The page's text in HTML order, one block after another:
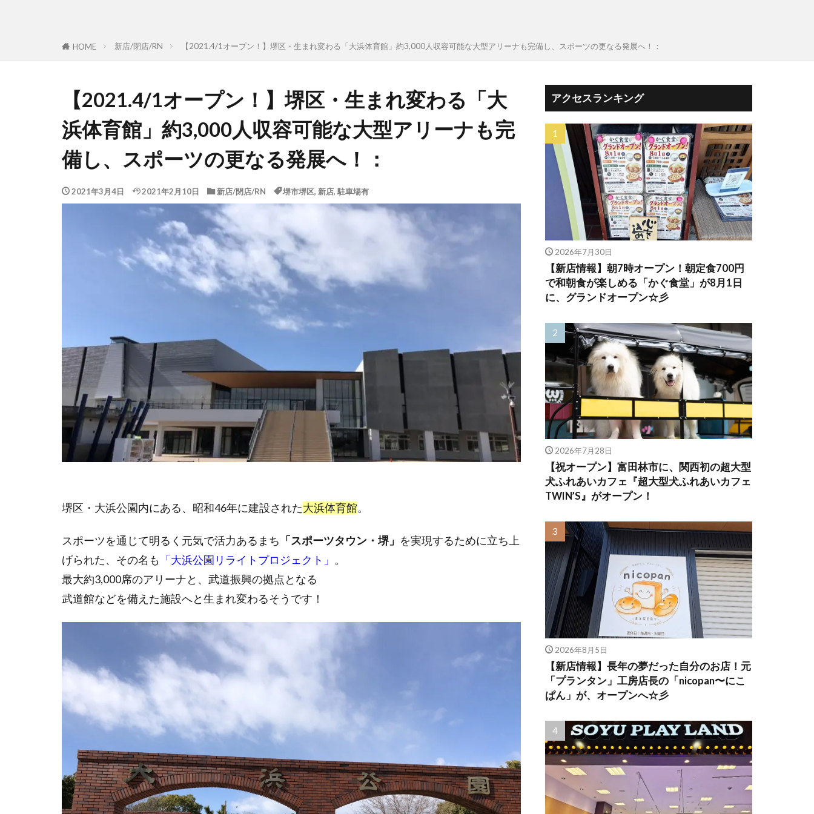
HOME 新店/閉店/RN 【2021.4/1オープン！】堺区・生まれ変わる「大浜体育館」約3,000人収容可能な大型アリーナも完備し、スポーツの更なる発展へ！：
【2021.4/1オープン！】堺区・生まれ変わる「大
浜体育館」約3,000人収容可能な大型アリーナも完
備し、スポーツの更なる発展へ！：
2021年3月4日 2021年2月10日 新店/閉店/RN 堺市堺区, 新店, 駐車場有
堺区・大浜公園内にある、昭和46年に建設された大浜体育館。
スポーツを通じて明るく元気で活力あるまち 「スポーツタウン・堺」 を実現するために立ち上
げられた、その名も
「大浜公園リライトプロジェクト」 。
最大約3,000席のアリーナと、武道振興の拠点となる
武道館などを備えた施設へと生まれ変わるそうです！
アクセスランキング
2026年7月30日
【新店情報】朝7時オープン！朝定食700円
で和朝食が楽しめる「かぐ食堂」が8月1日
に、グランドオープン☆彡
2026年7月28日
【祝オープン】富田林市に、関西初の超大型
犬ふれあいカフェ『超大型犬ふれあいカフェ
TWIN’S』がオープン！
2026年8月5日
【新店情報】長年の夢だった自分のお店！元
「プランタン」工房店長の「nicopan〜にこ
ぱん」が、オープンへ☆彡